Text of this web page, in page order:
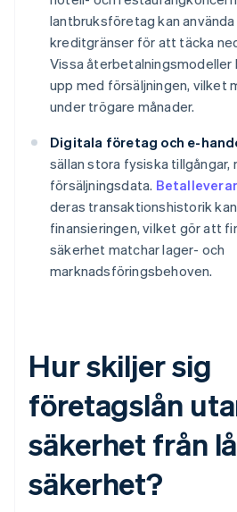
lantbruksföretag kan
kreditgränser för att täcka
Vissa återbetalningsmodeller
upp med försäljningen, vilket
under trögare månader.
Digitala företag och e-
sällan stora fysiska tillgångar,
försäljningsdata.
deras transaktionshistorik
finansieringen, vilket gör att
säkerhet matchar lager- och
marknadsföringsbehoven.
Hur skiljer sig
företagslån
säkerhet från
säkerhet?